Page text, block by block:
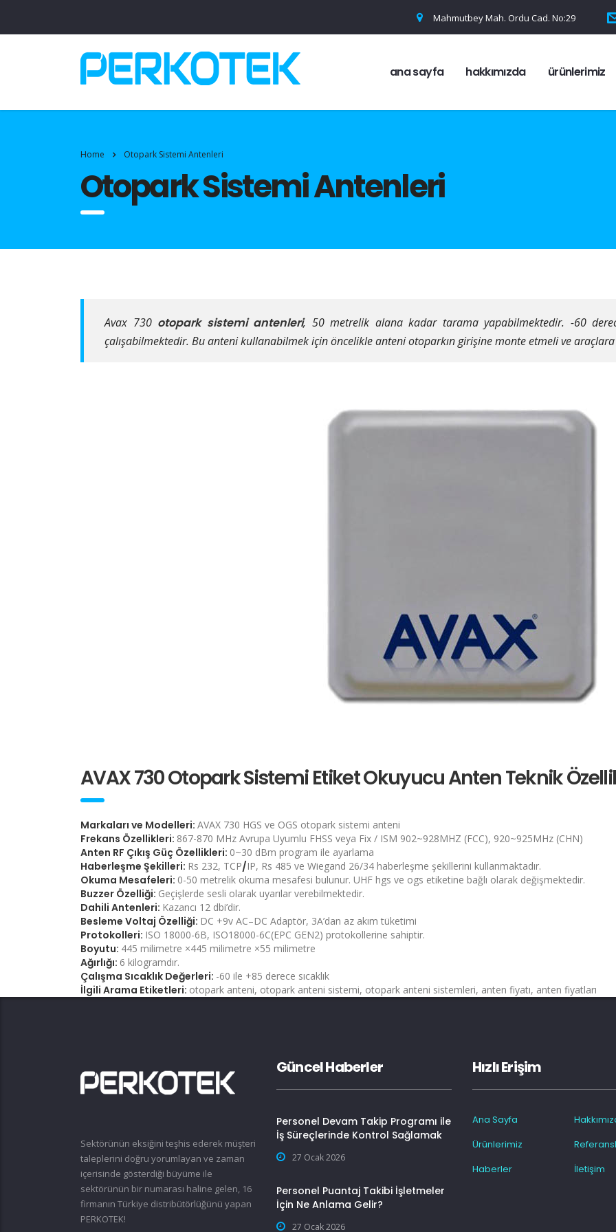
Mahmutbey Mah. Ordu Cad. No:29
ana sayfa hakkımızda ürünlerimiz
Home Otopark Sistemi Antenleri
Otopark Sistemi Antenleri
Avax 730 otopark sistemi antenleri, 50 metrelik alana kadar tarama yapabilmektedir. -60
çalışabilmektedir. Bu anteni kullanabilmek için öncelikle anteni otoparkın girişine monte etmeli ve araçlara
AVAX 730 Otopark Sistemi Etiket Okuyucu Anten Teknik
Markaları ve Modelleri: AVAX 730 HGS ve OGS otopark sistemi anteni
Frekans Özellikleri: 867-870 MHz Avrupa Uyumlu FHSS veya Fix / ISM 902~928MHZ (FCC), 920~925MHz (CHN)
Anten RF Çıkış Güç Özellikleri: 0~30 dBm program ile ayarlama
Haberleşme Şekilleri: Rs 232, TCP/IP, Rs 485 ve Wiegand 26/34 haberleşme şekillerini kullanmaktadır.
Okuma Mesafeleri: 0-50 metrelik okuma mesafesi bulunur. UHF hgs ve ogs etiketine bağlı olarak değişmektedir.
Buzzer Özelliği: Geçişlerde sesli olarak uyarılar verebilmektedir.
Dahili Antenleri: Kazancı 12 dbi’dir.
Besleme Voltaj Özelliği: DC +9v AC–DC Adaptör, 3A’dan az akım tüketimi
Protokolleri: ISO 18000-6B, ISO18000-6C(EPC GEN2) protokollerine sahiptir.
Boyutu: 445 milimetre ×445 milimetre ×55 milimetre
Ağırlığı: 6 kilogramdır.
Çalışma Sıcaklık Değerleri: -60 ile +85 derece sıcaklık
İlgili Arama Etiketleri: otopark anteni, otopark anteni sistemi, otopark anteni sistemleri, anten fiyatı, anten fiyatları
Sektörünün eksiğini teşhis ederek müşteri
taleplerini doğru yorumlayan ve zaman
içerisinde gösterdiği büyüme ile
sektörünün bir numarası haline gelen, 16
firmanın Türkiye distribütörlüğünü yapan
PERKOTEK!
Güncel Haberler
Personel Devam Takip Programı ile
İş Süreçlerinde Kontrol Sağlamak
27 Ocak 2026
Personel Puantaj Takibi İşletmeler
İçin Ne Anlama Gelir?
27 Ocak 2026
Hızlı Erişim
Ana Sayfa
Ürünlerimiz
Haberler
İletişim